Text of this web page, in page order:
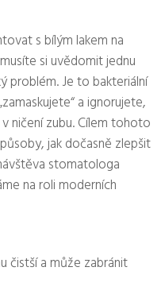
s bílým lakem na
si uvědomit jednu
problém. Je to bakteriální
a ignorujete,
ničení zubu. Cílem tohoto
jak dočasně zlepšit
stomatologa
na roli moderních
čistší a může zabránit